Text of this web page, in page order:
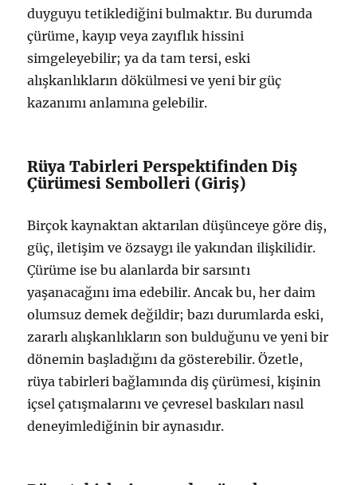
duyguyu tetiklediğini bulmaktır. Bu durumda
çürüme, kayıp veya zayıflık hissini
simgeleyebilir; ya da tam tersi, eski
alışkanlıkların dökülmesi ve yeni bir güç
kazanımı anlamına gelebilir.
Rüya Tabirleri Perspektifinden Diş
Çürümesi Sembolleri (Giriş)
Birçok kaynaktan aktarılan düşünceye göre diş,
güç, iletişim ve özsaygı ile yakından ilişkilidir.
Çürüme ise bu alanlarda bir sarsıntı
yaşanacağını ima edebilir. Ancak bu, her daim
olumsuz demek değildir; bazı durumlarda eski,
zararlı alışkanlıkların son bulduğunu ve yeni bir
dönemin başladığını da gösterebilir. Özetle,
rüya tabirleri bağlamında diş çürümesi, kişinin
içsel çatışmalarını ve çevresel baskıları nasıl
deneyimlediğinin bir aynasıdır.